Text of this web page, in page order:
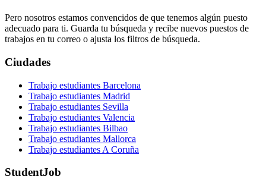
Pero nosotros estamos convencidos de que tenemos algún puesto
adecuado para ti. Guarda tu búsqueda y recibe nuevos puestos de
trabajos en tu correo o ajusta los filtros de búsqueda.
Ciudades
Trabajo estudiantes Barcelona
Trabajo estudiantes Madrid
Trabajo estudiantes Sevilla
Trabajo estudiantes Valencia
Trabajo estudiantes Bilbao
Trabajo estudiantes Mallorca
Trabajo estudiantes A Coruña
StudentJob